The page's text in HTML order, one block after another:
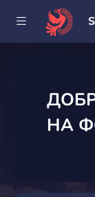
НА